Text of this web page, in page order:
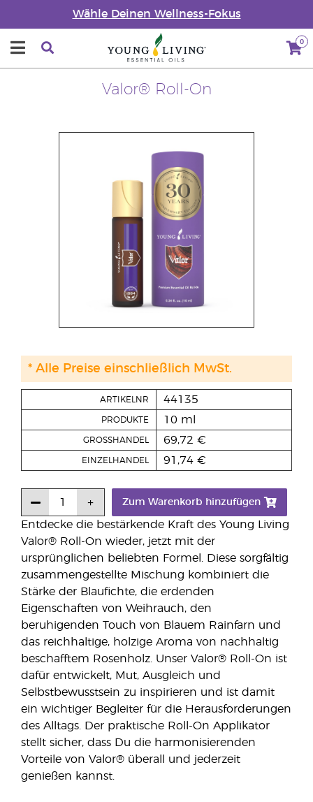
Wähle Deinen Wellness-Fokus
0
Valor® Roll-On
Entdecke die bestärkende Kraft des Young Living
Valor® Roll-On wieder, jetzt mit der
ursprünglichen beliebten Formel. Diese sorgfältig
zusammengestellte Mischung kombiniert die
Stärke der Blaufichte, die erdenden
Eigenschaften von Weihrauch, den
beruhigenden Touch von Blauem Rainfarn und
das reichhaltige, holzige Aroma von nachhaltig
beschafftem Rosenholz. Unser Valor® Roll-On ist
dafür entwickelt, Mut, Ausgleich und
Selbstbewusstsein zu inspirieren und ist damit
ein wichtiger Begleiter für die Herausforderungen
des Alltags. Der praktische Roll-On Applikator
stellt sicher, dass Du die harmonisierenden
Vorteile von Valor® überall und jederzeit
genießen kannst.
ARTIKELNR 44135
PRODUKTE 10 ml
GROSSHANDEL 69,72 €
EINZELHANDEL 91,74 €
Zum Warenkorb hinzufügen
* Alle Preise einschließlich MwSt.